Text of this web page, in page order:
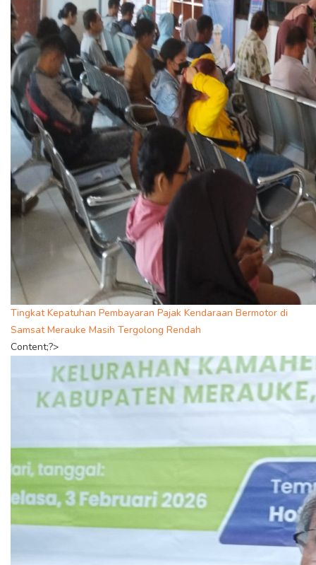
Tingkat Kepatuhan Pembayaran Pajak Kendaraan Bermotor di
Samsat Merauke Masih Tergolong Rendah
Content;?>